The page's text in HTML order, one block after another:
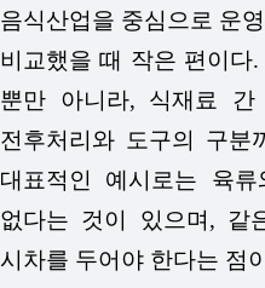
음식산업을 중심으로 운
비교했을 때 작은 편이다
뿐만 아니라, 식재료
전후처리와 도구의 구분
대표적인 예시로는 육
없다는 것이 있으며, 같
시차를 두어야 한다는 점